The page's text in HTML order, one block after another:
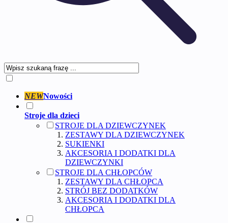
NEWNowości
Stroje dla dzieci
STROJE DLA DZIEWCZYNEK
ZESTAWY DLA DZIEWCZYNEK
SUKIENKI
AKCESORIA I DODATKI DLA
DZIEWCZYNKI
STROJE DLA CHŁOPCÓW
ZESTAWY DLA CHŁOPCA
STRÓJ BEZ DODATKÓW
AKCESORIA I DODATKI DLA
CHŁOPCA